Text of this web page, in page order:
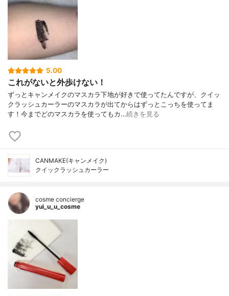
5.00
これがないと外歩けない！
ずっとキャンメイクのマスカラ下地が好きで使ってたんですが、クイッ
クラッシュカーラーのマスカラが出てからはずっとこっちを使ってま
す！今までどのマスカラを使ってもカ…続きを見る
CANMAKE(キャンメイク)
クイックラッシュカーラー
cosme concierge
yui_u_u_cosme